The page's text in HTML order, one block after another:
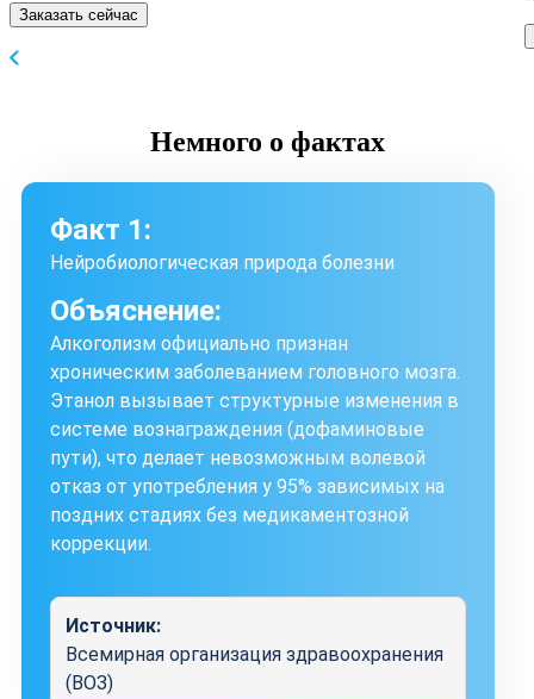
Заказать сейчас
Немного о фактах
Факт 1:
Нейробиологическая природа болезни
Объяснение:
Алкоголизм официально признан
хроническим заболеванием головного мозга.
Этанол вызывает структурные изменения в
системе вознаграждения (дофаминовые
пути), что делает невозможным волевой
отказ от употребления у 95% зависимых на
поздних стадиях без медикаментозной
коррекции.
Источник:
Всемирная организация здравоохранения
(ВОЗ)